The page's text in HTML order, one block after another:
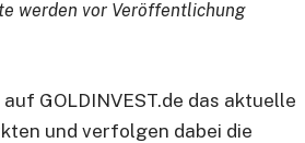
werden vor Veröffentlichung
GOLDINVEST.de das aktuelle
und verfolgen dabei die